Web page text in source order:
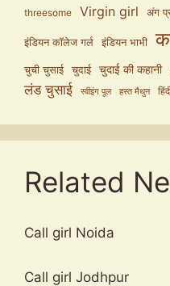
threesome Virgin girl अंग
इंडियन कॉलेज गर्ल इंडियन भाभी
चुची चुसाई चुदाई चुदाई की कहानी
लंड चुसाई स्वीइंग पूल हस्त मैथुन
Related
Call girl Noida
Call girl Jodhpur